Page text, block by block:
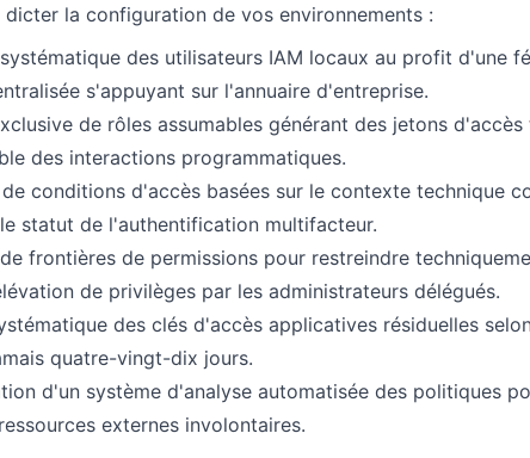
la configuration de vos environnements :
des utilisateurs IAM locaux au profit d'une
s'appuyant sur l'annuaire d'entreprise.
de rôles assumables générant des jetons
des interactions programmatiques.
conditions d'accès basées sur le contexte technique
statut de l'authentification multifacteur.
frontières de permissions pour restreindre
de privilèges par les administrateurs délégués.
des clés d'accès applicatives résiduelles
quatre-vingt-dix jours.
d'un système d'analyse automatisée des politiques
externes involontaires.